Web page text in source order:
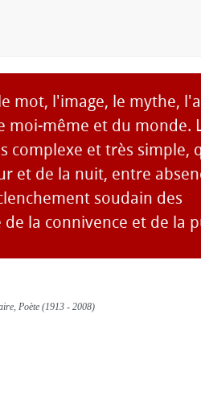
mot, l'image, le mythe,
même et du monde.
complexe et très simple,
et de la nuit, entre
soudain des
la connivence et de la
Poète (1913 - 2008)